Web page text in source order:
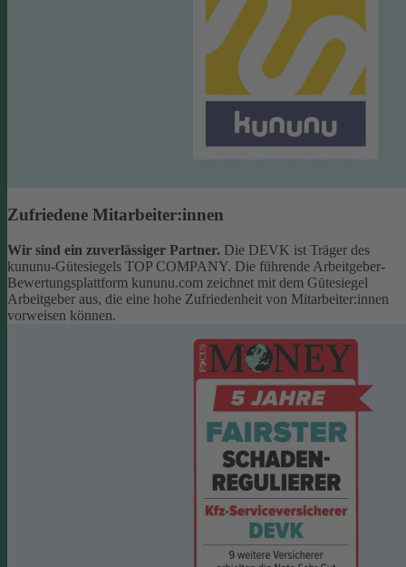
Zufriedene Mitarbeiter:innen
Wir sind ein zuverlässiger Partner. Die DEVK ist Träger des
kununu-Gütesiegels TOP COMPANY. Die führende Arbeitgeber-
Bewertungsplattform kununu.com zeichnet mit dem Gütesiegel
Arbeitgeber aus, die eine hohe Zufriedenheit von Mitarbeiter:innen
vorweisen können.